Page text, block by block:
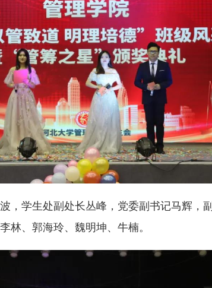
，学生处副处长丛峰，党委副书记马辉，
林、郭海玲、魏明坤、牛楠。